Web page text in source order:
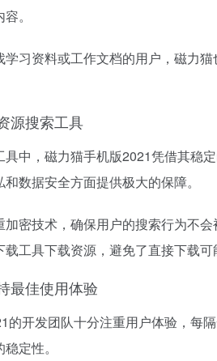
。
学习资料或工作文档的用户，磁力
源搜索工具
具中，磁力猫手机版2021凭借其稳
数据安全方面提供极大的保障。
加密技术，确保用户的搜索行为不
工具下载资源，避免了直接下载可
最佳使用体验
的开发团队十分注重用户体验，每
定性。